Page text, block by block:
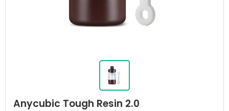
Anycubic Tough Resin 2.0